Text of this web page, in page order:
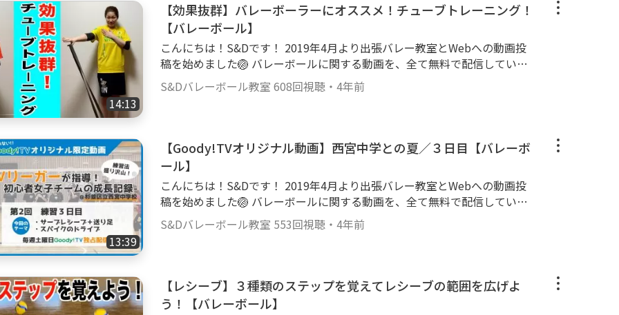
14:13
【効果抜群】バレーボーラーにオススメ！チューブトレーニング！
【バレーボール】
こんにちは！S&Dです！ 2019年4月より出張バレー教室とWebへの動画投
稿を始めました🏐 バレーボールに関する動画を、全て無料で配信していき
ます👍 私たちの今までの経験に基づき、１人でも上達の気づきやキッカケ
になってもらえればとても嬉しいです‼️ ------------------------------------------
ます✨一緒にできるようになっているので、チューブを持っている人は一緒
にトレーニングをしましょう✨ バレーボールを上達するためには、「ボー
ルをたくさん触ること」と「トレーニングをして筋力などを鍛えること」
が、一番の近道です‼️両方全力で取り組んでいきましょう😄👍 ----------------
----------------------------------------- #バレーボール #ハイキュー ＃トレー
ニング
S&Dバレーボール教室 608回視聴 ・ 4年前
13:39
【Goody!TVオリジナル動画】西宮中学との夏／３日目【バレーボ
ール】
こんにちは！S&Dです！ 2019年4月より出張バレー教室とWebへの動画投
稿を始めました🏐 バレーボールに関する動画を、全て無料で配信していき
ます👍 私たちの今までの経験に基づき、１人でも上達の気づきやキッカケ
になってもらえればとても嬉しいです‼️ ------------------------------------------
S&Dバレーボール教室 553回視聴 ・ 4年前
【レシーブ】３種類のステップを覚えてレシーブの範囲を広げよ
う！【バレーボール】